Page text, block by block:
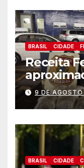
BRASIL CIDADE
Receita
capulho
9 DE
BRASIL CIDADE